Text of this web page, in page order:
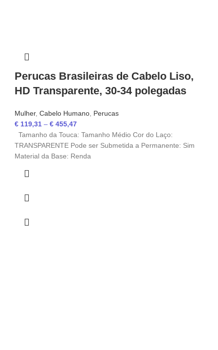
Perucas Brasileiras de Cabelo Liso,
HD Transparente, 30-34 polegadas
Mulher, Cabelo Humano, Perucas
€ 119,31 – € 455,47
Tamanho da Touca: Tamanho Médio Cor do Laço:
TRANSPARENTE Pode ser Submetida a Permanente: Sim
Material da Base: Renda